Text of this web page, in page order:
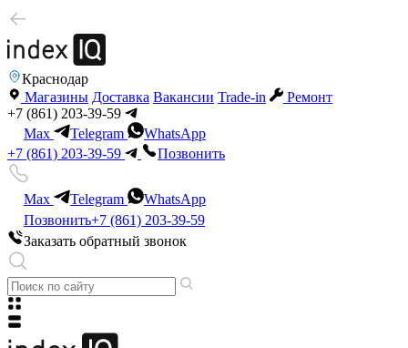
Краснодар
Магазины Доставка Вакансии Trade-in
Ремонт
+7 (861) 203-39-59
Max
Telegram
WhatsApp
+7 (861) 203-39-59
Позвонить
Max Telegram
WhatsApp
Позвонить+7 (861) 203-39-59
Заказать обратный звонок